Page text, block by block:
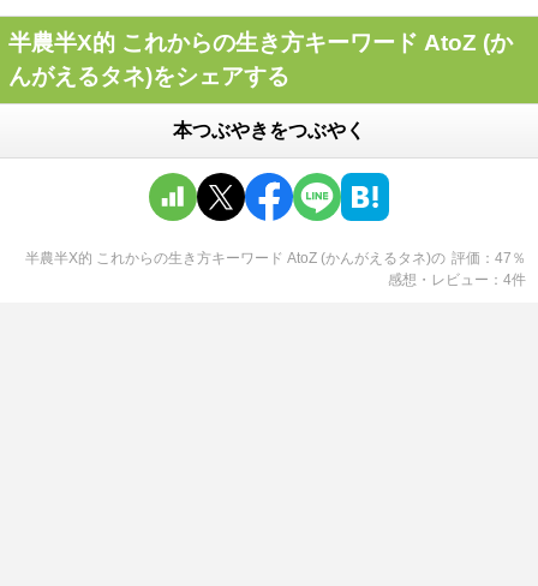
半農半X的 これからの生き方キーワード AtoZ (か
んがえるタネ)をシェアする
本つぶやきをつぶやく
半農半X的 これからの生き方キーワード AtoZ (かんがえるタネ)の 評価 47 ％
感想・レビュー
4件